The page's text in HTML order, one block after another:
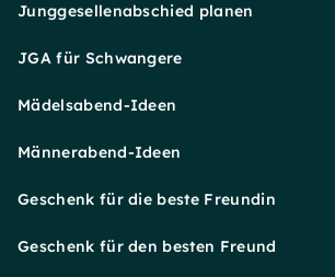
Junggesellenabschied planen
JGA für Schwangere
Mädelsabend-Ideen
Männerabend-Ideen
Geschenk für die beste Freundin
Geschenk für den besten Freund